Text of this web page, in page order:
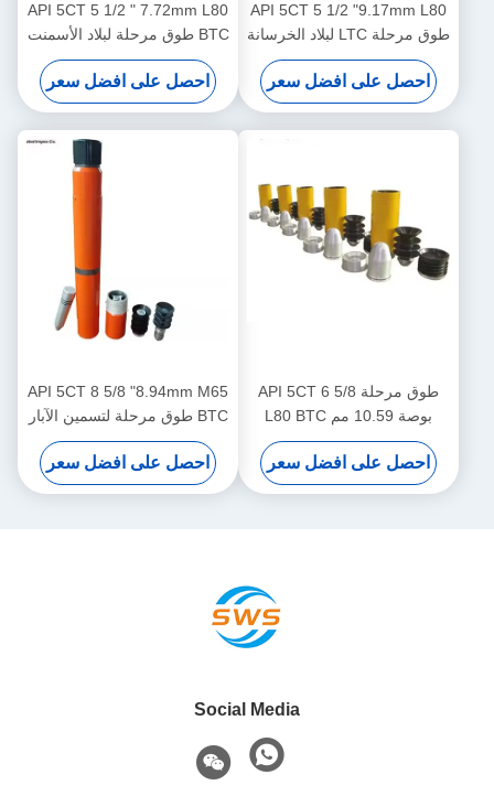
API 5CT 5 1/2 "9.17mm L80
طوق مرحلة LTC لبلاد الخرسانة
البئر النفط
احصل على افضل سعر
API 5CT 5 1/2 " 7.72mm L80
BTC طوق مرحلة لبلاد الأسمنت
البئر النفط
احصل على افضل سعر
طوق مرحلة API 5CT 6 5/8
بوصة 10.59 مم L80 BTC
لتبطين آبار النفط
احصل على افضل سعر
API 5CT 8 5/8 "8.94mm M65
BTC طوق مرحلة لتسمين الآبار
النفطية
احصل على افضل سعر
Social Media